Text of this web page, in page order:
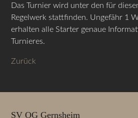
Das Turnier wird unter den für
Regelwerk stattfinden. Ungefähr 1
erhalten alle Starter genaue
Turnieres.
Zurück
SV OG Gernsheim